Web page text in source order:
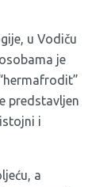
u Vodiču
je
predstavljen
i
a